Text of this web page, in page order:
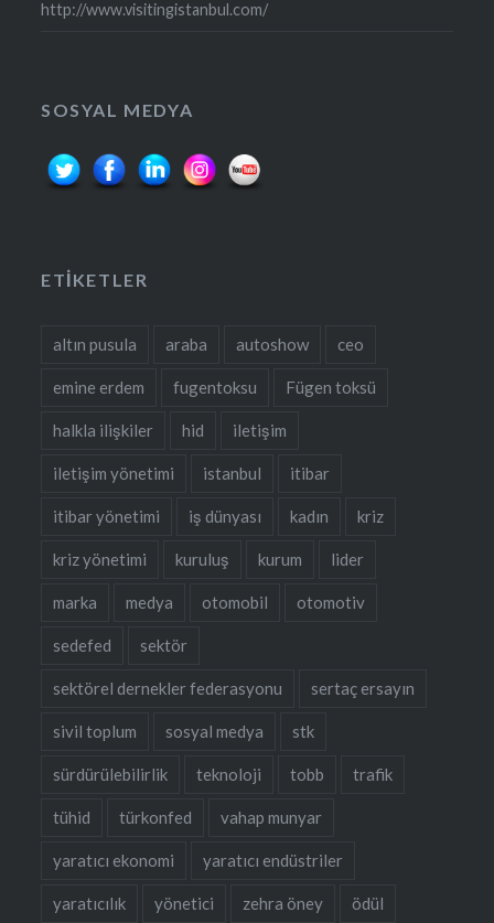
http://www.visitingistanbul.com/
SOSYAL MEDYA
ETIKETLER
altın pusula araba autoshow ceo
emine erdem fugentoksu Fügen toksü
halkla ilişkiler hid iletişim
iletişim yönetimi istanbul itibar
itibar yönetimi iş dünyası kadın kriz
kriz yönetimi kuruluş kurum lider
marka medya otomobil otomotiv
sedefed sektör
sektörel dernekler federasyonu sertaç ersayın
sivil toplum sosyal medya stk
sürdürülebilirlik teknoloji tobb trafik
tühid türkonfed vahap munyar
yaratıcı ekonomi yaratıcı endüstriler
yaratıcılık yönetici zehra öney ödül